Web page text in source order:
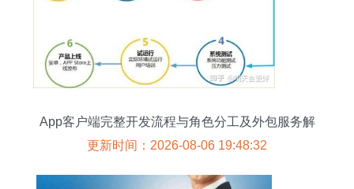
App客户端完整开发流程与角色分工及外包服务解
析
更新时间：2026-08-06 19:48:32